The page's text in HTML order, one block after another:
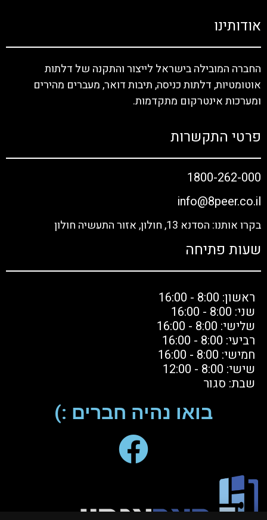
אודותינו
החברה המובילה בישראל לייצור והתקנה של דלתות
אוטומטיות, דלתות כניסה, תיבות דואר, מעברים מהירים
ומערכות אינטרקום מתקדמות.
פרטי התקשרות
1800-262-000
info@8peer.co.il
בקרו אותנו: הסדנא 13, חולון, אזור התעשיה חולון
שעות פתיחה
ראשון: 8:00 - 16:00
שני: 8:00 - 16:00
שלישי: 8:00 - 16:00
רביעי: 8:00 - 16:00
חמישי: 8:00 - 16:00
שישי: 8:00 - 12:00
שבת: סגור
בואו נהיה חברים :)